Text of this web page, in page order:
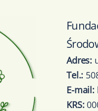
Adres:
Tel.:
E-mail:
KRS: